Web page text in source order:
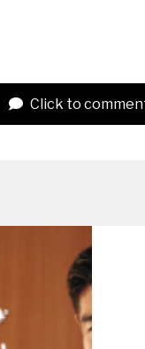
Click to